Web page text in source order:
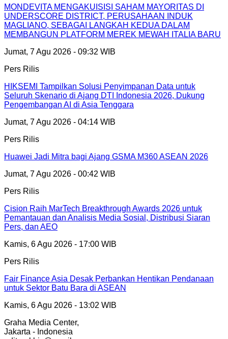
MONDEVITA MENGAKUISISI SAHAM MAYORITAS DI
UNDERSCORE DISTRICT, PERUSAHAAN INDUK
MAGLIANO, SEBAGAI LANGKAH KEDUA DALAM
MEMBANGUN PLATFORM MEREK MEWAH ITALIA BARU
Jumat, 7 Agu 2026 - 09:32 WIB
Pers Rilis
HIKSEMI Tampilkan Solusi Penyimpanan Data untuk
Seluruh Skenario di Ajang DTI Indonesia 2026, Dukung
Pengembangan AI di Asia Tenggara
Jumat, 7 Agu 2026 - 04:14 WIB
Pers Rilis
Huawei Jadi Mitra bagi Ajang GSMA M360 ASEAN 2026
Jumat, 7 Agu 2026 - 00:42 WIB
Pers Rilis
Cision Raih MarTech Breakthrough Awards 2026 untuk
Pemantauan dan Analisis Media Sosial, Distribusi Siaran
Pers, dan AEO
Kamis, 6 Agu 2026 - 17:00 WIB
Pers Rilis
Fair Finance Asia Desak Perbankan Hentikan Pendanaan
untuk Sektor Batu Bara di ASEAN
Kamis, 6 Agu 2026 - 13:02 WIB
Graha Media Center,
Jakarta - Indonesia